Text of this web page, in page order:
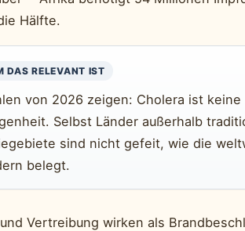
Hälfte.
DAS RELEVANT IST
von 2026 zeigen: Cholera ist
Selbst Länder außerhalb
sind nicht gefeit, wie die
belegt.
Vertreibung wirken als